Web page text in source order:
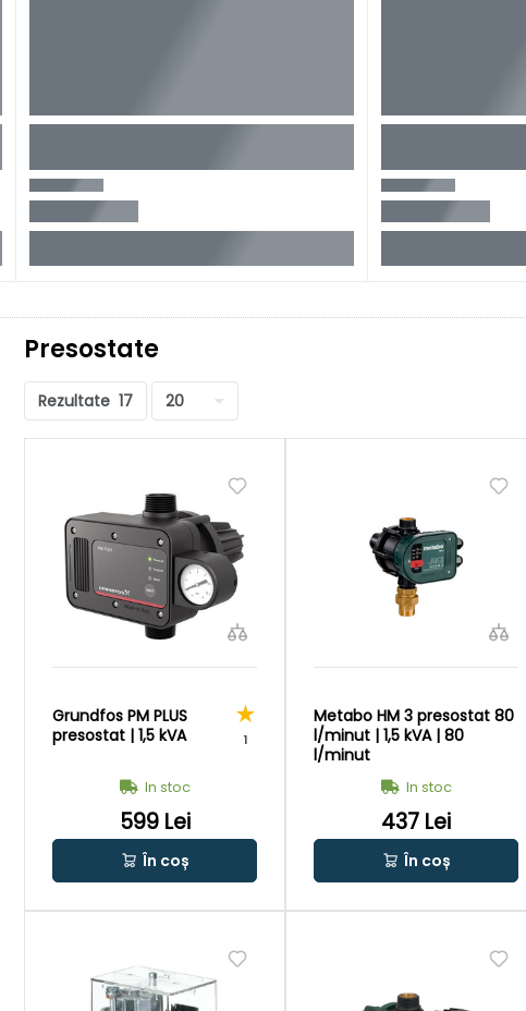
Presostate
Rezultate 17 20
Grundfos PM PLUS
presostat | 1,5 kVA
1
In stoc
599 Lei
În coș
Metabo HM 3 presostat 80
l/minut | 1,5 kVA | 80
l/minut
In stoc
437 Lei
În coș